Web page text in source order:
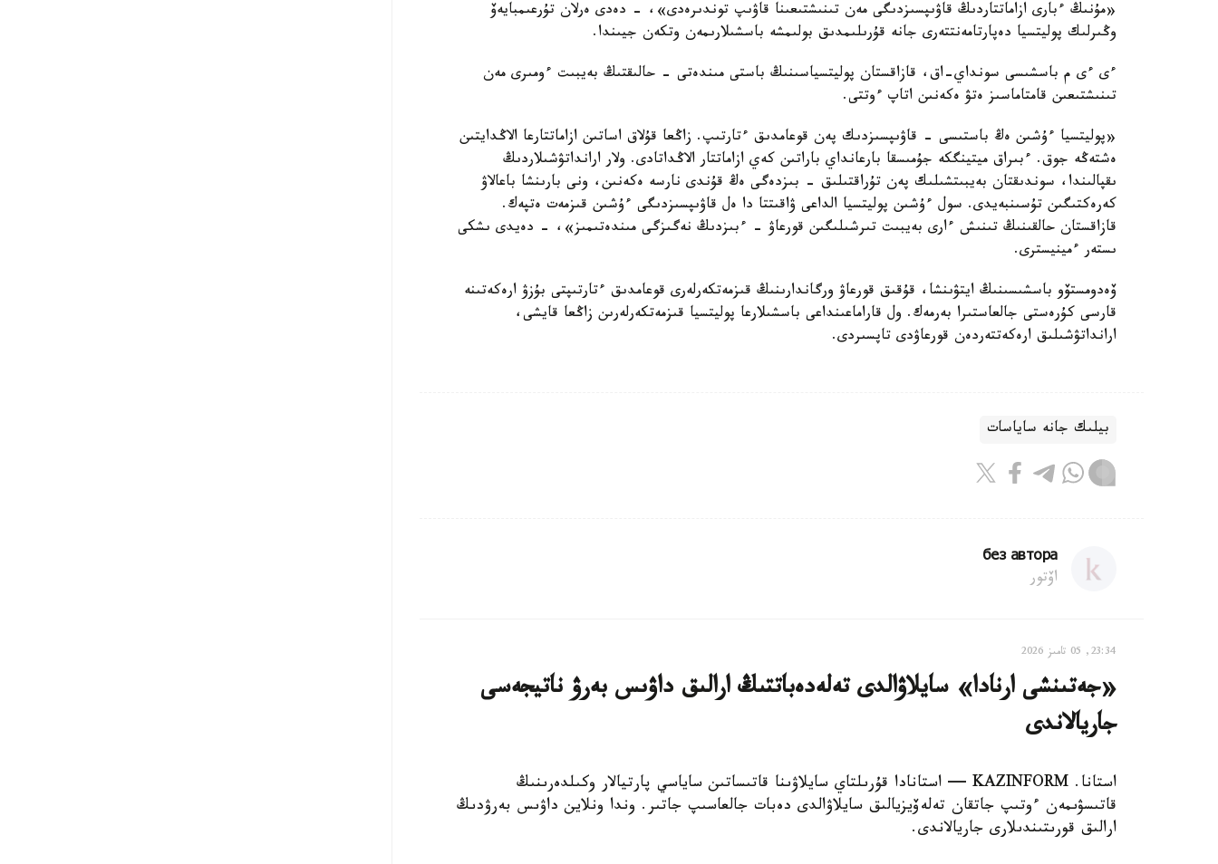
«مۇنىڭ ءبارى ازاماتتاردىڭ قاۋىپسىزدىگى مەن تىنىشتىعىنا قاۋىپ توندىرەدى»، - دەدى ەرلان تۇرعىمبايەۆ
وڭىرلىك پوليتسيا دەپارتامەنتتەرى جانە قۇرىلىمدىق بولىمشە باسشىلارىمەن وتكەن جيىندا.
ءى ءى م باسشىسى سونداي-اق، قازاقستان پوليتسياسىنىڭ باستى مىندەتى - حالىقتىڭ بەيبىت ءومىرى مەن
تىنىشتىعىن قامتاماسىز ەتۋ ەكەنىن اتاپ ءوتتى.
«پوليتسيا ءۇشىن ەڭ باستىسى - قاۋىپسىزدىك پەن قوعامدىق ءتارتىپ. زاڭعا قۇلاق اساتىن ازاماتتارعا الاڭدايتىن
ەشتەڭە جوق. ءبىراق ميتينگكە جۇمىسقا بارعانداي باراتىن كەي ازاماتتار الاڭداتادى. ولار ارانداتۋشىلاردىڭ
ىقپالىندا، سوندىقتان بەيبىتشىلىك پەن تۇراقتىلىق - بىزدەگى ەڭ قۇندى نارسە ەكەنىن، ونى بارىنشا باعالاۋ
كەرەكتىگىن تۇسىنبەيدى. سول ءۇشىن پوليتسيا الداعى ۋاقىتتا دا ەل قاۋىپسىزدىگى ءۇشىن قىزمەت ەتپەك.
قازاقستان حالقىنىڭ تىنىش ءارى بەيبىت تىرشىلىگىن قورعاۋ - ءبىزدىڭ نەگىزگى مىندەتىمىز»، - دەيدى ىشكى
ىستەر ءمينيسترى.
ۆەدومستۆو باسشىسىنىڭ ايتۋىنشا، قۇقىق قورعاۋ ورگاندارىنىڭ قىزمەتكەرلەرى قوعامدىق ءتارتىپتى بۇزۋ ارەكەتىنە
قارسى كۇرەستى جالعاستىرا بەرمەك. ول قاراماعىنداعى باسشىلارعا پوليتسيا قىزمەتكەرلەرىن زاڭعا قايشى،
ارانداتۋشىلىق ارەكەتتەردەن قورعاۋدى تاپسىردى.
بيلىك جانە ساياسات
без автора
اۆتور
23:34, 05 تامىز 2026
«جەتىنشى ارنادا» سايلاۋالدى تەلەدەباتتىڭ ارالىق داۋىس بەرۋ ناتيجەسى
جاريالاندى
استانا. KAZINFORM — استانادا قۇرىلتاي سايلاۋىنا قاتىساتىن ساياسي پارتيالار وكىلدەرىنىڭ
قاتىسۋىمەن ءوتىپ جاتقان تەلەۆيزيالىق سايلاۋالدى دەبات جالعاسىپ جاتىر. وندا ونلاين داۋىس بەرۋدىڭ
ارالىق قورىتىندىلارى جاريالاندى.